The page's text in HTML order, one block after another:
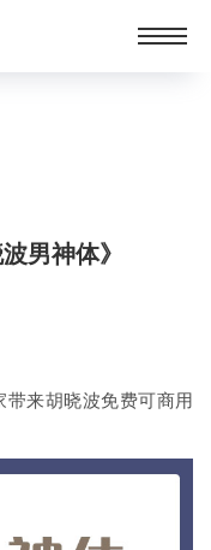
男神体》
带来胡晓波免费可商用